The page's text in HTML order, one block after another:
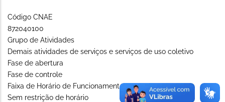
Código CNAE
872040100
Grupo de Atividades
Demais atividades de serviços e serviços de uso coletivo
Fase de abertura
Fase de controle
Faixa de Horário de Funcionamento (Long)
Sem restrição de horário